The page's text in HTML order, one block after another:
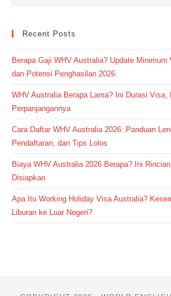
Recent Posts
Berapa Gaji WHV Australia? Update
dan Potensi Penghasilan 2026
WHV Australia Berapa Lama? Ini Durasi Visa,
Perpanjangannya
Cara Daftar WHV Australia 2026: Panduan
Pendaftaran, dan Tips Lolos
Biaya WHV Australia 2026 Berapa? Ini
Disiapkan
Apa Itu Working Holiday Visa Australia?
Liburan ke Luar Negeri?